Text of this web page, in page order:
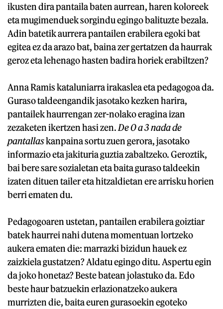
ikusten dira pantaila baten aurrean, haren koloreek
eta mugimenduek sorgindu egingo balituzte bezala.
Adin batetik aurrera pantailen erabilera egoki bat
egitea ez da arazo bat, baina zer gertatzen da haurrak
geroz eta lehenago hasten badira horiek erabiltzen?
Anna Ramis kataluniarra irakaslea eta pedagogoa da.
Guraso taldeengandik jasotako kezken harira,
pantailek haurrengan zer-nolako eragina izan
zezaketen ikertzen hasi zen. De 0 a 3 nada de
pantallaskanpaina sortu zuen gerora, jasotako
informazio eta jakituria guztia zabaltzeko. Geroztik,
bai bere sare sozialetan eta baita guraso taldeekin
izaten dituen tailer eta hitzaldietan ere arrisku horien
berri ematen du.
Pedagogoaren ustetan, pantailen erabilera goiztiar
batek haurrei nahi dutena momentuan lortzeko
aukera ematen die: marrazki bizidun hauek ez
zaizkiela gustatzen? Aldatu egingo ditu. Aspertu egin
da joko honetaz? Beste batean jolastuko da. Edo
beste haur batzuekin erlazionatzeko aukera
murrizten die, baita euren gurasoekin egoteko